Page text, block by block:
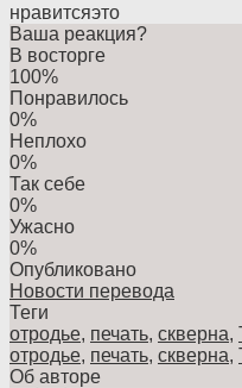
нравитсяэто
Ваша реакция?
В восторге
100%
Понравилось
0%
Неплохо
0%
Так себе
0%
Ужасно
0%
Опубликовано
Новости перевода
Теги
отродье, печать, скверна,
отродье, печать, скверна,
Об авторе